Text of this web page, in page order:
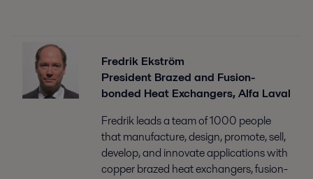
Fredrik Ekström
President Brazed and Fusion-
bonded Heat Exchangers, Alfa Laval
Fredrik leads a team of 1000 people
that manufacture, design, promote, sell,
develop, and innovate applications with
copper brazed heat exchangers, fusion-